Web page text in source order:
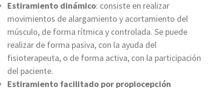
Estiramiento dinámico: consiste en realizar
movimientos de alargamiento y acortamiento del
músculo, de forma rítmica y controlada. Se puede
realizar de forma pasiva, con la ayuda del
fisioterapeuta, o de forma activa, con la participación
del paciente.
Estiramiento facilitado por propiocepción